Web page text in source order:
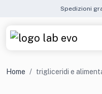
Spedizioni
Home trigliceridi e